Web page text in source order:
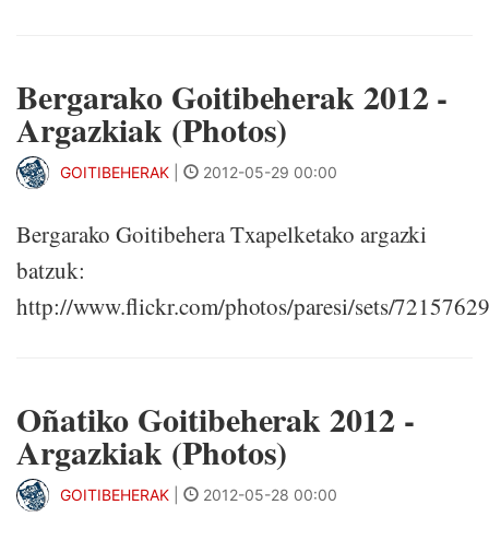
Bergarako Goitibeherak 2012 -
Argazkiak (Photos)
GOITIBEHERAK 2012-05-29 00:00
Bergarako Goitibehera Txapelketako argazki
batzuk:
http://www.flickr.com/photos/paresi/sets/
Oñatiko Goitibeherak 2012 -
Argazkiak (Photos)
GOITIBEHERAK 2012-05-28 00:00